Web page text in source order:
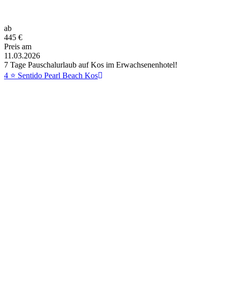
ab
445 €
Preis am
11.03.2026
7 Tage Pauschalurlaub auf Kos im Erwachsenenhotel!
4 ⭐ Sentido Pearl Beach Kos